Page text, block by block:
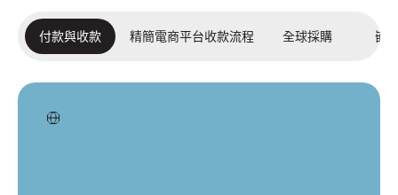
付款與收款 精簡電商平台收款流程 全球採購 嵌